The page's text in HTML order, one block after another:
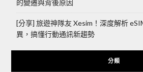
的變遷與背後原因
[分享] 旅遊神隊友 Xesim！深度解析
異，搞懂行動通訊新趨勢
分類